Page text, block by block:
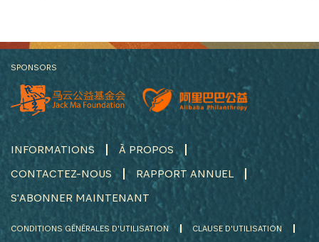
SPONSORS
INFORMATIONS
À PROPOS
CONTACTEZ-NOUS
RAPPORT ANNUEL
S'ABONNER MAINTENANT
CONDITIONS GÉNÉRALES D'UTILISATION
CLAUSE D'UTILISATION